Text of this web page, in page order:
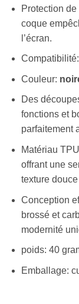
Protection
coque
l’écran.
Compatibilité:
Couleur:
Des
fonctions et
parfaitement
Matériau
offrant une
texture
Conception
brossé et
modernité
poids: 40
Emballage: